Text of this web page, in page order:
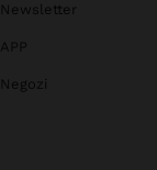
Newsletter
APP
Negozi